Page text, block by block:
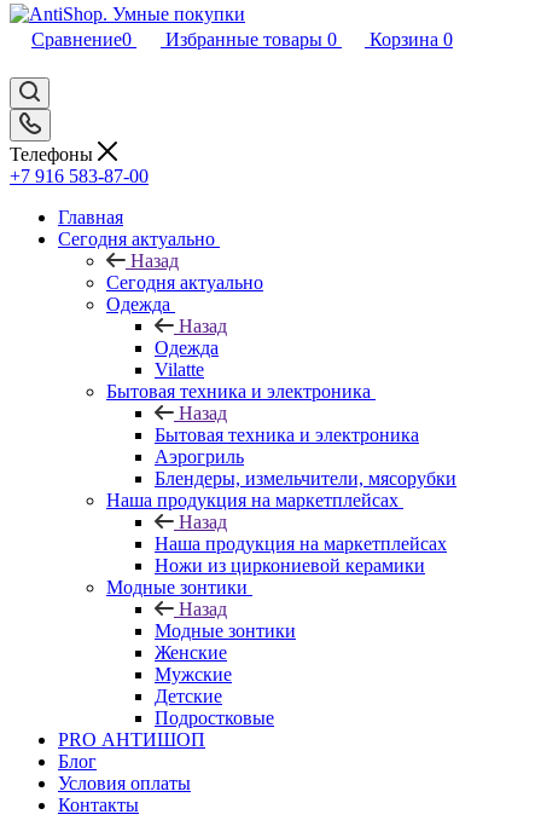
Сравнение0 Избранные товары 0 Корзина 0
Телефоны
+7 916 583-87-00
Главная
Сегодня актуально
Назад
Сегодня актуально
Одежда
Назад
Одежда
Vilatte
Бытовая техника и электроника
Назад
Бытовая техника и электроника
Аэрогриль
Блендеры, измельчители, мясорубки
Наша продукция на маркетплейсах
Назад
Наша продукция на маркетплейсах
Ножи из циркониевой керамики
Модные зонтики
Назад
Модные зонтики
Женские
Мужские
Детские
Подростковые
PRO АНТИШОП
Блог
Условия оплаты
Контакты